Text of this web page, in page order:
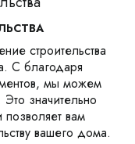
строительства
С благодаря
мы можем
значительно
вам
вашего дома.